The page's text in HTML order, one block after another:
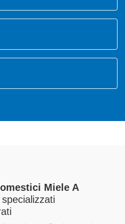
Miele A
specializzati